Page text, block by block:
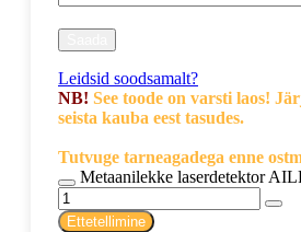
Leidsid soodsamalt?
NB! See toode on varsti laos!
seista kauba eest tasudes.
Tutvuge tarneagadega enne
Metaanilekke laserdetektor
Ettetellimine